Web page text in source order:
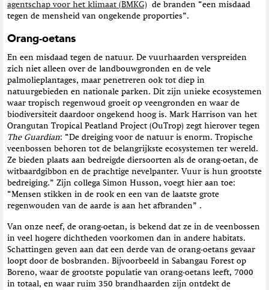
agentschap voor het klimaat (BMKG) de branden “een misdaad
tegen de mensheid van ongekende proporties”.
Orang-oetans
En een misdaad tegen de natuur. De vuurhaarden verspreiden
zich niet alleen over de landbouwgronden en de vele
palmolieplantages, maar penetreren ook tot diep in
natuurgebieden en nationale parken. Dit zijn unieke ecosystemen
waar tropisch regenwoud groeit op veengronden en waar de
biodiversiteit daardoor ongekend hoog is. Mark Harrison van het
Orangutan Tropical Peatland Project (OuTrop) zegt hierover tegen
The Guardian: “De dreiging voor de natuur is enorm. Tropische
veenbossen behoren tot de belangrijkste ecosystemen ter wereld.
Ze bieden plaats aan bedreigde diersoorten als de orang-oetan, de
witbaardgibbon en de prachtige nevelpanter. Vuur is hun grootste
bedreiging.” Zijn collega Simon Husson, voegt hier aan toe:
“Mensen stikken in de rook en een van de laatste grote
regenwouden van de aarde is aan het afbranden” .
Van onze neef, de orang-oetan, is bekend dat ze in de veenbossen
in veel hogere dichtheden voorkomen dan in andere habitats.
Schattingen geven aan dat een derde van de orang-oetans gevaar
loopt door de bosbranden. Bijvoorbeeld in Sabangau Forest op
Boreno, waar de grootste populatie van orang-oetans leeft, 7000
in totaal, en waar ruim 350 brandhaarden zijn ontdekt de